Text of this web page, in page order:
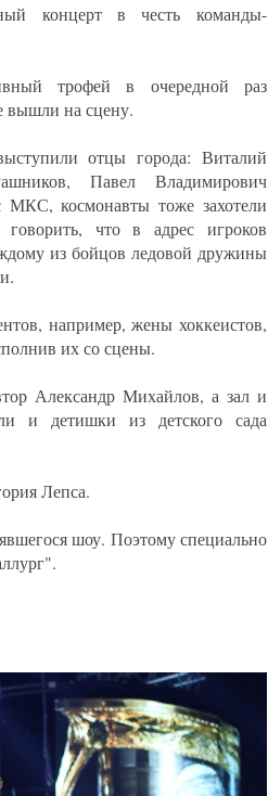
концерт в честь команды-
трофей в очередной раз
вышли на сцену.
отцы города: Виталий
Павел Владимирович
МКС, космонавты тоже захотели
говорить, что в адрес игроков
из бойцов ледовой дружины
например, жены хоккеистов,
их со сцены.
Александр Михайлов, а зал и
и детишки из детского сада
Лепса.
шоу. Поэтому специально